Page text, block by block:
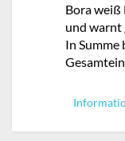
Bora weiß
und warnt
In